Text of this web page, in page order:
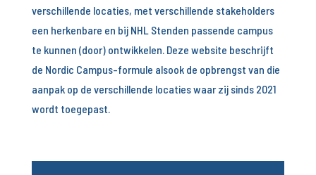
verschillende locaties, met verschillende stakeholders
een herkenbare en bij NHL Stenden passende campus
te kunnen (door) ontwikkelen. Deze website beschrijft
de Nordic Campus-formule alsook de opbrengst van die
aanpak op de verschillende locaties waar zij sinds 2021
wordt toegepast.